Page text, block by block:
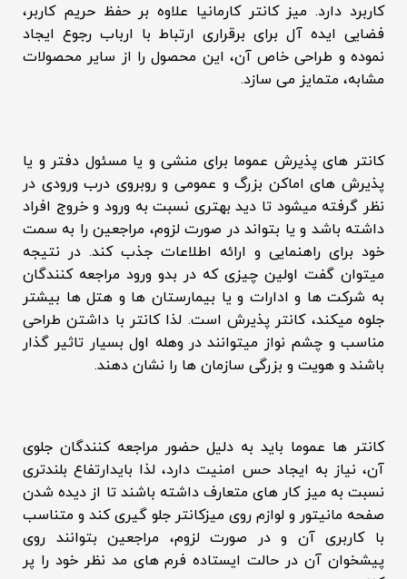
کاربرد دارد. میز کانتر کارمانیا علاوه بر حفظ حریم کاربر،
فضایی ایده آل برای برقراری ارتباط با ارباب رجوع ایجاد
نموده و طراحی خاص آن، این محصول را از سایر محصولات
مشابه، متمایز می سازد.
کانتر های پذیرش عموما برای منشی و یا مسئول دفتر و یا
پذیرش های اماکن بزرگ و عمومی و روبروی درب ورودی در
نظر گرفته میشود تا دید بهتری نسبت به ورود و خروج افراد
داشته باشد و یا بتواند در صورت لزوم، مراجعین را به سمت
خود برای راهنمایی و ارائه اطلاعات جذب کند. در نتیجه
میتوان گفت اولین چیزی که در بدو ورود مراجعه کنندگان
به شرکت ها و ادارات و یا بیمارستان ها و هتل ها بیشتر
جلوه میکند، کانتر پذیرش است. لذا کانتر با داشتن طراحی
مناسب و چشم نواز میتوانند در وهله اول بسیار تاثیر گذار
باشند و هویت و بزرگی سازمان ها را نشان دهند.
کانتر ها عموما باید به دلیل حضور مراجعه کنندگان جلوی
آن، نیاز به ایجاد حس امنیت دارد، لذا بایدارتفاع بلندتری
نسبت به میز کار های متعارف داشته باشند تا از دیده شدن
صفحه مانیتور و لوازم روی میزکانتر جلو گیری کند و متناسب
با کاربری آن و در صورت لزوم، مراجعین بتوانند روی
پیشخوان آن در حالت ایستاده فرم های مد نظر خود را پر